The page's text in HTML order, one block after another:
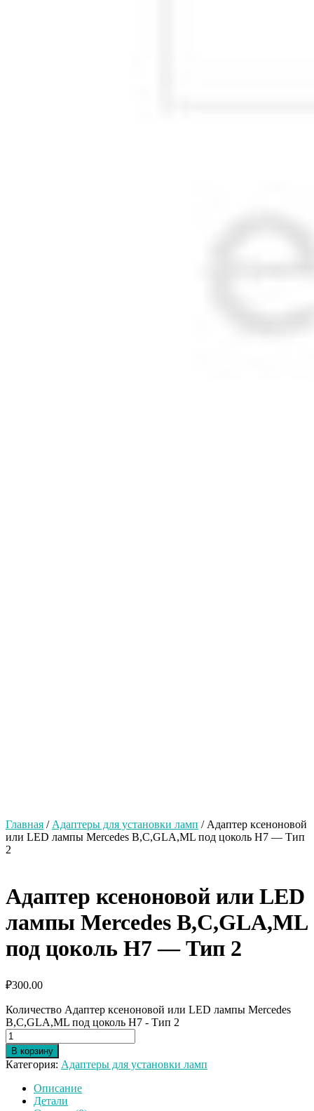
Главная / Адаптеры для установки ламп / Адаптер ксеноновой
или LED лампы Mercedes B,C,GLA,ML под цоколь Н7 — Тип
2
Адаптер ксеноновой или LED
лампы Mercedes B,C,GLA,ML
под цоколь Н7 — Тип 2
₽300.00
Количество Адаптер ксеноновой или LED лампы Mercedes
B,C,GLA,ML под цоколь Н7 - Тип 2
В корзину
Категория: Адаптеры для установки ламп
Описание
Детали